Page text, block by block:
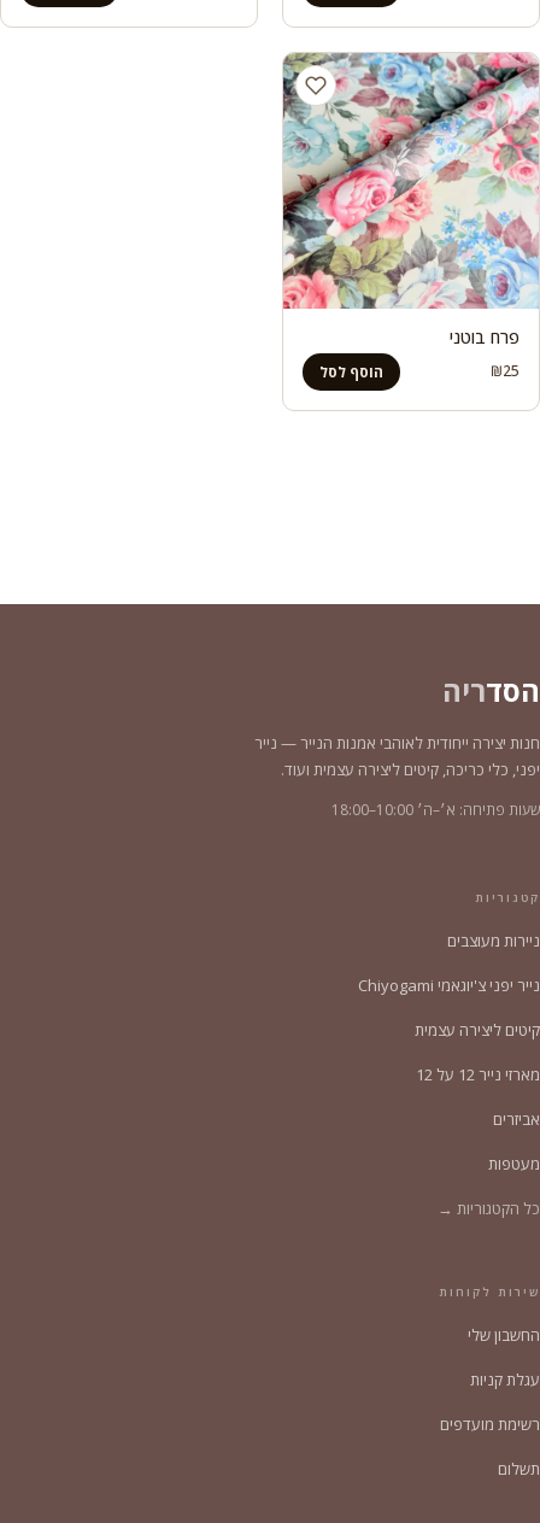
פרח בוטני
₪25 הוסף לסל
הסדריה
חנות יצירה ייחודית לאוהבי אמנות הנייר — נייר
יפני, כלי כריכה, קיטים ליצירה עצמית ועוד.
שעות פתיחה: א׳–ה׳ 10:00–18:00
קטגוריות
ניירות מעוצבים
נייר יפני צ'יוגאמי Chiyogami
קיטים ליצירה עצמית
מארזי נייר 12 על 12
אביזרים
מעטפות
כל הקטגוריות →
שירות לקוחות
החשבון שלי
עגלת קניות
רשימת מועדפים
תשלום